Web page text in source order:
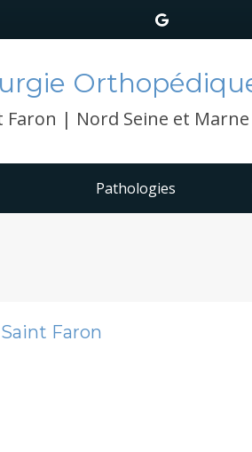
Faron | Nord Seine et Marne
Pathologies
Faron